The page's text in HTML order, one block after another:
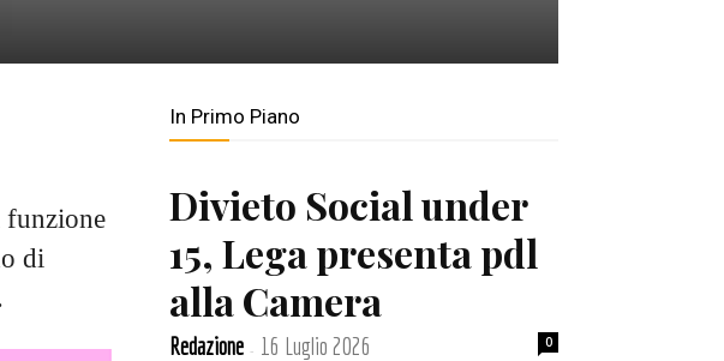
funzione
di
In Primo Piano
Divieto Social under
15, Lega presenta pdl
alla Camera
Redazione - 16 Luglio 2026 0